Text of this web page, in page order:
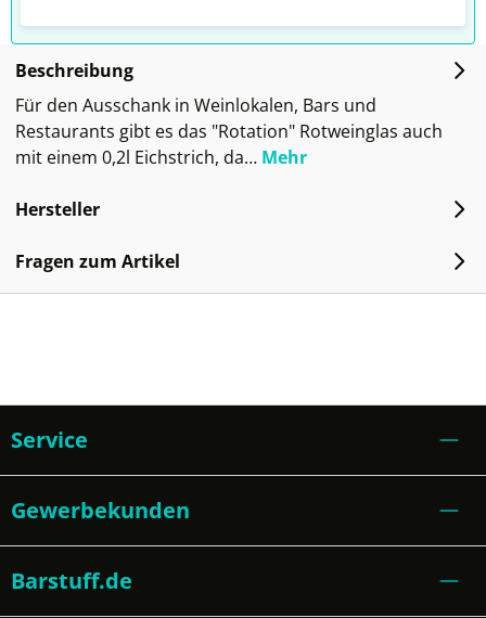
Beschreibung
Für den Ausschank in Weinlokalen, Bars und
Restaurants gibt es das "Rotation" Rotweinglas auch
mit einem 0,2l Eichstrich, da… Mehr
Hersteller
Fragen zum Artikel
Service
Gewerbekunden
Barstuff.de